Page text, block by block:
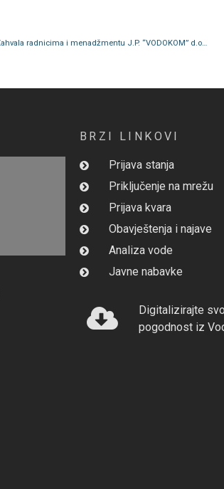
Općina Kakanj:”Čiste i uredne gradske ulice: Zahvala radnicima i menadžmentu J.P. “VODOKOM” d.o.o. Kakanj”
BRZI LINKOVI
Prijava stanja
Priključenje na mrežu
Prijava kvara
Obavještenja i najave
Analiza vode
Javne nabavke
Digitalizirajte
pogodnost iz